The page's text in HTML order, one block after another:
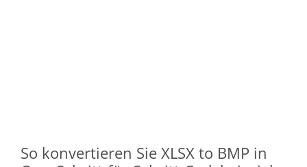
So konvertieren Sie XLSX to BMP in